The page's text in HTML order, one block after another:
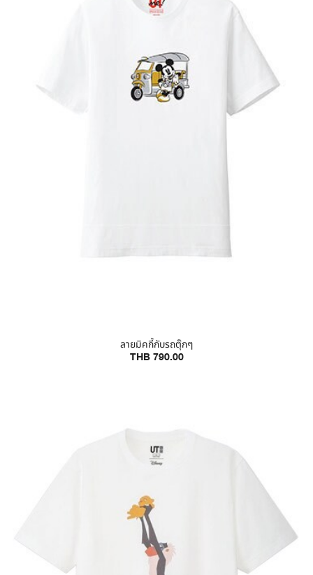
ลายมิคกี้กับรถตุ๊กๆ
THB 790.00